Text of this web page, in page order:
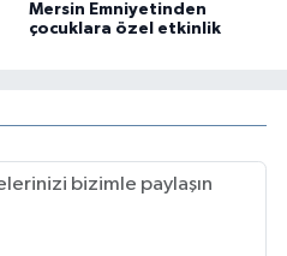
Mersin Emniyetinden
çocuklara özel etkinlik